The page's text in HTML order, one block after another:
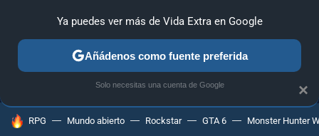
MENÚ NUEVO
GUÍAS Y TRUCOS PC SONY
HOY SE HABLA DE
RPG Mundo abierto Rockstar GTA 6 Monster Hunter
×
Ya puedes ver más de Vida Extra en Google
Añádenos como fuente preferida
Solo necesitas una cuenta de Google